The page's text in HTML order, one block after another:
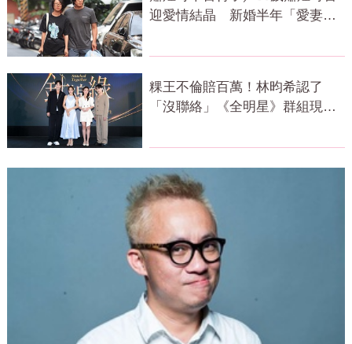
迎愛情結晶 新婚半年「愛妻懷
粿王不倫賠百萬！林昀希認了
「沒聯絡」《全明星》群組現況